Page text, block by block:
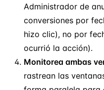
Administrador de
conversiones por
hizo clic), no por
ocurrió la acción).
Monitorea ambas
rastrean las